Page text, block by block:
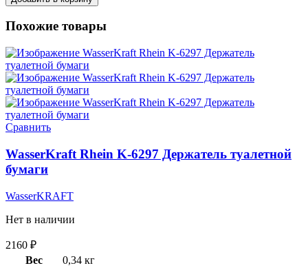
Похожие товары
Сравнить
WasserKraft Rhein K-6297 Держатель туалетной
бумаги
WasserKRAFT
Нет в наличии
2160 ₽
Вес
0,34 кг